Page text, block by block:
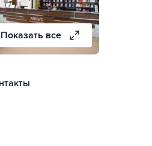
Показать все